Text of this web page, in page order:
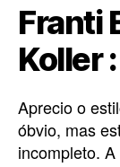
Franti
Koller
Aprecio o
óbvio, mas
incompleto.